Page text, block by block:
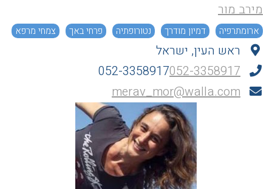
מירב מור
ארומתרפיה דמיון מודרך נטורופתיה פרחי באך צמחי מרפא
ראש העין, ישראל
052-3358917052-3358917
merav_mor@walla.com